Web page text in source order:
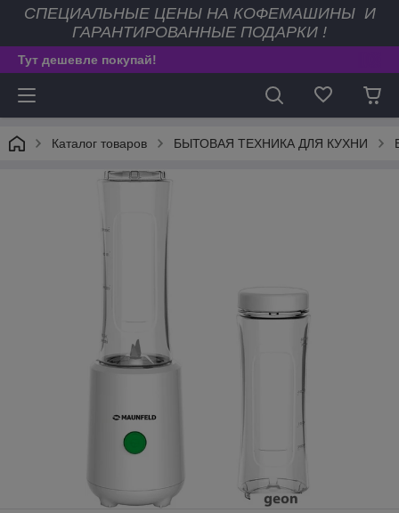
СПЕЦИАЛЬНЫЕ ЦЕНЫ НА КОФЕМАШИНЫ И
ГАРАНТИРОВАННЫЕ ПОДАРКИ !
Тут дешевле покупай!
Каталог товаров БЫТОВАЯ ТЕХНИКА ДЛЯ КУХНИ